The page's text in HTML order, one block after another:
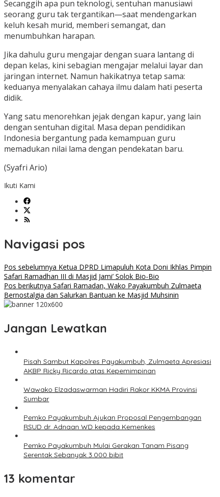
Secanggih apa pun teknologi, sentuhan manusiawi
seorang guru tak tergantikan—saat mendengarkan
keluh kesah murid, memberi semangat, dan
menumbuhkan harapan.
Jika dahulu guru mengajar dengan suara lantang di
depan kelas, kini sebagian mengajar melalui layar dan
jaringan internet. Namun hakikatnya tetap sama:
keduanya menyalakan cahaya ilmu dalam hati peserta
didik.
Yang satu menorehkan jejak dengan kapur, yang lain
dengan sentuhan digital. Masa depan pendidikan
Indonesia bergantung pada kemampuan guru
memadukan nilai lama dengan pendekatan baru.
(Syafri Ario)
Ikuti Kami
Navigasi pos
Pos sebelumnya Ketua DPRD Limapuluh Kota Doni Ikhlas Pimpin
Safari Ramadhan III di Masjid Jami’ Solok Bio-Bio
Pos berikutnya Safari Ramadan, Wako Payakumbuh Zulmaeta
Bernostalgia dan Salurkan Bantuan ke Masjid Muhsinin
Jangan Lewatkan
Pisah Sambut Kapolres Payakumbuh, Zulmaeta Apresiasi
AKBP Ricky Ricardo atas Kepemimpinan
Wawako Elzadaswarman Hadiri Rakor KKMA Provinsi
Sumbar
Pemko Payakumbuh Ajukan Proposal Pengembangan
RSUD dr. Adnaan WD kepada Kemenkes
Pemko Payakumbuh Mulai Gerakan Tanam Pisang
Serentak Sebanyak 3.000 bibit
13 komentar